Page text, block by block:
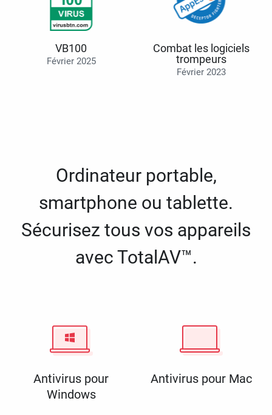
VB100
Février 2025
Combat les logiciels
trompeurs
Février 2023
Ordinateur portable,
smartphone ou tablette.
Sécurisez tous vos appareils
avec TotalAV™.
Antivirus pour
Windows
Antivirus pour Mac